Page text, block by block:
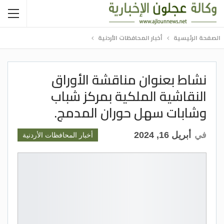
الصفحة الرئيسية أخبار المحافظات الأردنية
نشاط بعنوان مناقشة الأوراق
النقاشية الملكية بمركز شباب
وشابات سهل حوران المدمج.
أخبار المحافظات الأردنية في أبريل 16, 2024